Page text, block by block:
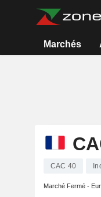
Marchés
CAC 40
Marché Fermé -